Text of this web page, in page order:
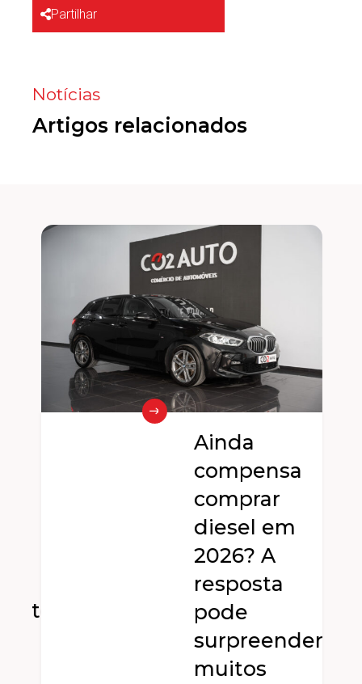
Partilhar
Notícias
Artigos relacionados
Ainda
compensa
comprar
diesel em
2026? A
resposta
pode
surpreender
muitos